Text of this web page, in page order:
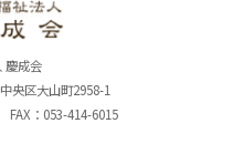
慶成会
央区大山町2958-1
：053-414-6015